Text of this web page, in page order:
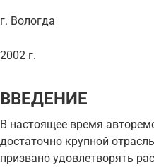
г. Вологда
2002 г.
ВВЕДЕНИЕ
В настоящее время
достаточно крупной
призвано удовлетворять